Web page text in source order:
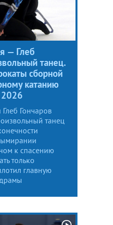
— Глеб
танец.
сборной
катанию
Гончаров
танец
к спасению
только
главную